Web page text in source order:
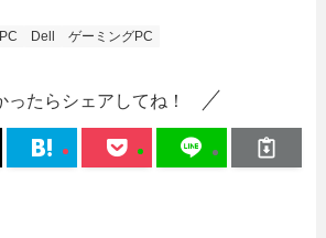
Dell ゲーミングPC
ったらシェアしてね！